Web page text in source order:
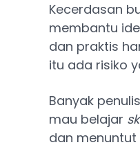
Kecerdasan
membantu
dan praktis
itu ada risiko
Banyak
mau belajar
dan menuntut